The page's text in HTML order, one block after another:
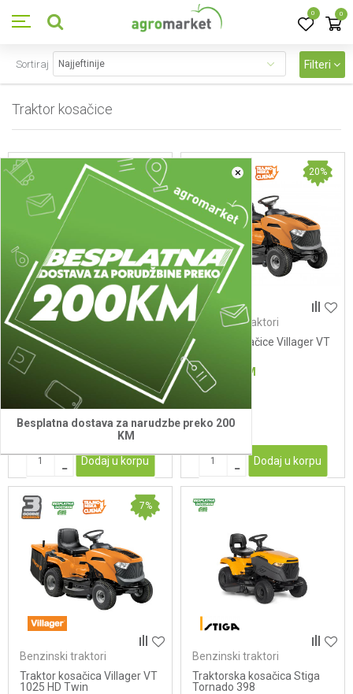
0 0
×
Besplatna dostava za narudzbe preko 200
KM
Traktor kosačice
Sortiraj Filteri
24%
Benzinski traktori
Traktor Villager VT 985 (bez
korpe)
3.799,00
4.999,00KM
Dodaj u korpu
20%
Benzinski traktori
Traktor kosačice Villager VT
4.799,00
KM
5.999,00
Dodaj u korpu
7%
Benzinski traktori
Traktor kosačica Villager VT
1025 HD Twin
Benzinski traktori
Traktorska kosačica Stiga
Tornado 398